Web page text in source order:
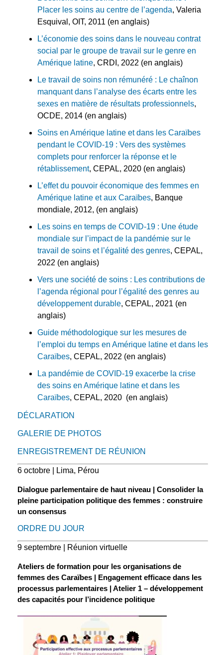
Placer les soins au centre de l’agenda, Valeria
Esquival, OIT, 2011 (en anglais)
L’économie des soins dans le nouveau contrat
social par le groupe de travail sur le genre en
Amérique latine, CRDI, 2022 (en anglais)
Le travail de soins non rémunéré : Le chaînon
manquant dans l’analyse des écarts entre les
sexes en matière de résultats professionnels,
OCDE, 2014 (en anglais)
Soins en Amérique latine et dans les Caraïbes
pendant le COVID-19 : Vers des systèmes
complets pour renforcer la réponse et le
rétablissement, CEPAL, 2020 (en anglais)
L’effet du pouvoir économique des femmes en
Amérique latine et aux Caraïbes, Banque
mondiale, 2012, (en anglais)
Les soins en temps de COVID-19 : Une étude
mondiale sur l’impact de la pandémie sur le
travail de soins et l’égalité des genres, CEPAL,
2022 (en anglais)
Vers une société de soins : Les contributions de
l’agenda régional pour l’égalité des genres au
développement durable, CEPAL, 2021 (en
anglais)
Guide méthodologique sur les mesures de
l’emploi du temps en Amérique latine et dans les
Caraïbes, CEPAL, 2022 (en anglais)
La pandémie de COVID-19 exacerbe la crise
des soins en Amérique latine et dans les
Caraïbes, CEPAL, 2020 (en anglais)
DÉCLARATION
GALERIE DE PHOTOS
ENREGISTREMENT DE RÉUNION
6 octobre | Lima, Pérou
Dialogue parlementaire de haut niveau | Consolider la
pleine participation politique des femmes : construire
un consensus
ORDRE DU JOUR
9 septembre | Réunion virtuelle
Ateliers de formation pour les organisations de
femmes des Caraïbes | Engagement efficace dans les
processus parlementaires | Atelier 1 – développement
des capacités pour l’incidence politique